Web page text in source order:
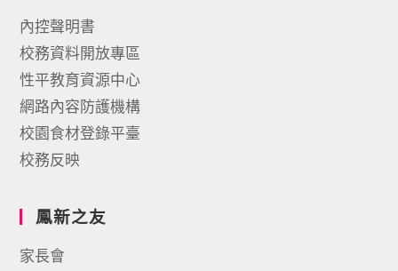
內控聲明書
校務資料開放專區
性平教育資源中心
網路內容防護機構
校園食材登錄平臺
校務反映
鳳新之友
家長會